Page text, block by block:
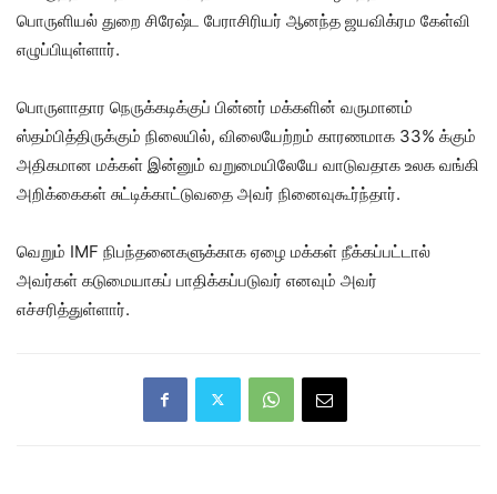
பொருளியல் துறை சிரேஷ்ட பேராசிரியர் ஆனந்த ஜயவிக்ரம கேள்வி
எழுப்பியுள்ளார்.
பொருளாதார நெருக்கடிக்குப் பின்னர் மக்களின் வருமானம்
ஸ்தம்பித்திருக்கும் நிலையில், விலையேற்றம் காரணமாக 33% க்கும்
அதிகமான மக்கள் இன்னும் வறுமையிலேயே வாடுவதாக உலக வங்கி
அறிக்கைகள் சுட்டிக்காட்டுவதை அவர் நினைவுகூர்ந்தார்.
வெறும் IMF நிபந்தனைகளுக்காக ஏழை மக்கள் நீக்கப்பட்டால்
அவர்கள் கடுமையாகப் பாதிக்கப்படுவர் எனவும் அவர்
எச்சரித்துள்ளார்.